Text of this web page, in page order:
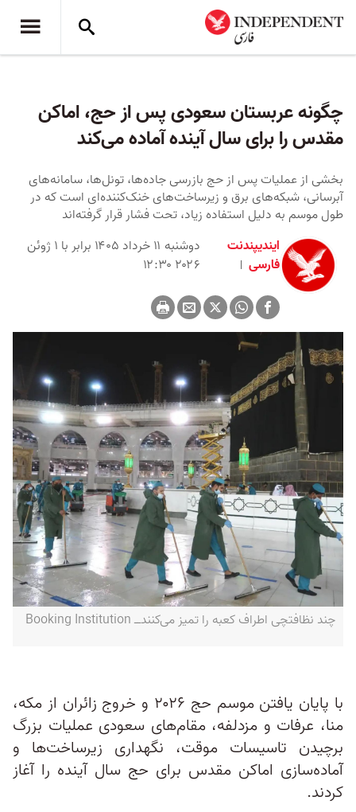
چگونه عربستان سعودی پس از حج، اماکن
مقدس را برای سال آینده آماده می‌کند
بخشی از عملیات پس از حج بازرسی جاده‌ها، تونل‌ها، سامانه‌های
آبرسانی، شبکه‌های برق و زیرساخت‌های خنک‌کننده‌ای است که در
طول موسم به دلیل استفاده زیاد، تحت فشار قرار گرفته‌اند
ایندیپندنت
فارسی
دوشنبه ۱۱ خرداد ۱۴۰۵ برابر با ۱ ژوئن
۲۰۲۶ ۱۲:۳۰
چند نظافتچی اطراف کعبه را تمیز می‌کنند‌ــ Booking Institution
با پایان یافتن موسم حج ۲۰۲۶ و خروج زائران از مکه،
منا، عرفات و مزدلفه، مقام‌های سعودی عملیات بزرگ
برچیدن تاسیسات موقت، نگهداری زیرساخت‌ها و
آماده‌سازی اماکن مقدس برای حج سال آینده را آغاز
کردند.